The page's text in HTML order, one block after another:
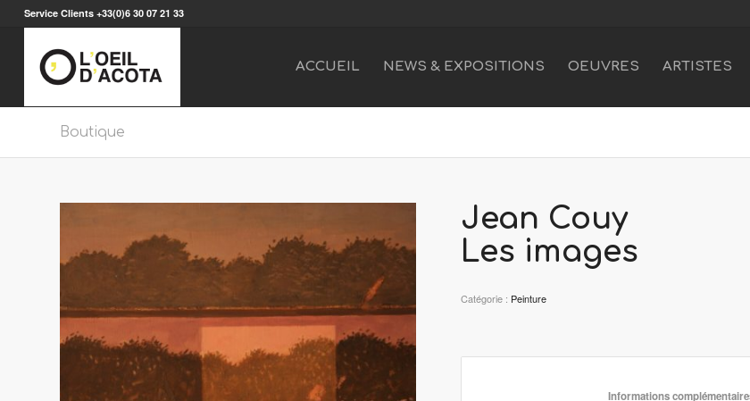
Service Clients +33(0)6 30 07 21 33
ACCUEIL NEWS & EXPOSITIONS OEUVRES ARTISTES
Boutique
Jean Couy
Les images
Catégorie : Peinture